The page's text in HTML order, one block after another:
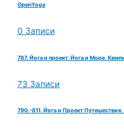
OpenYoga
0 Записи
787. Йога и проект. Йога и Море.
73 Записи
790.-811. Йога и Проект